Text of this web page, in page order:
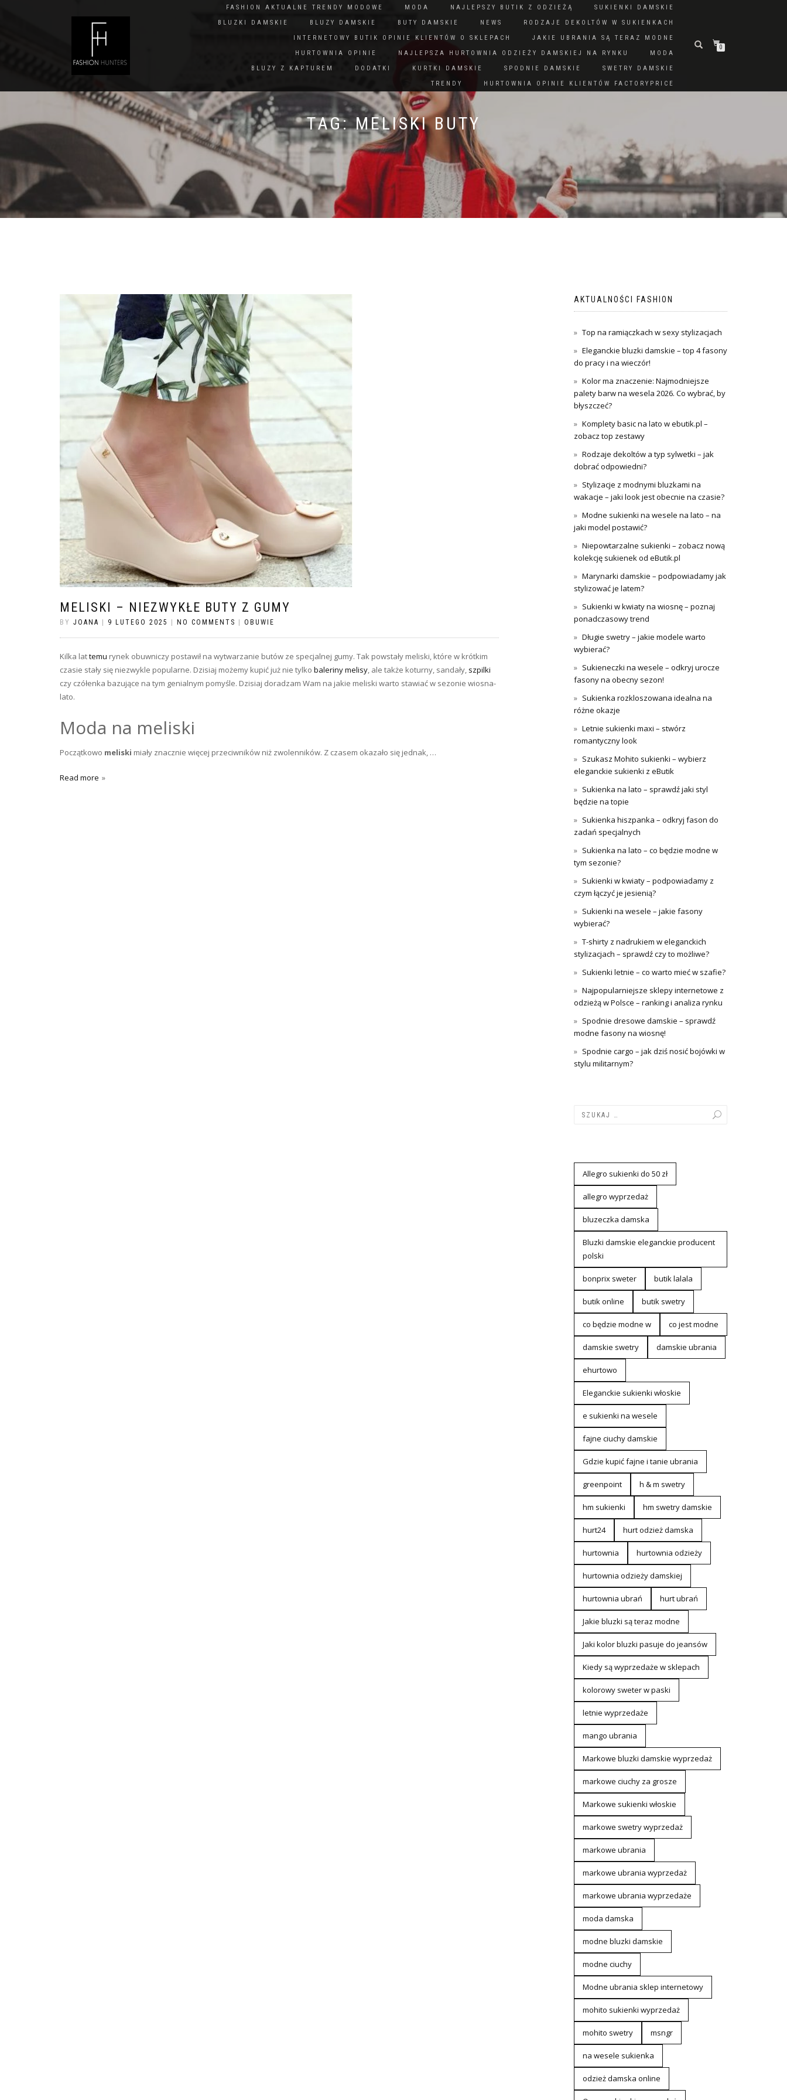
FASHION AKTUALNE TRENDY MODOWE MODA NAJLEPSZY BUTIK Z ODZIEŻĄ
SUKIENKI DAMSKIE
BLUZKI DAMSKIE
BLUZY DAMSKIE BUTY DAMSKIE NEWS
RODZAJE DEKOLTÓW W SUKIENKACH
INTERNETOWY BUTIK OPINIE KLIENTÓW O SKLEPACH
JAKIE UBRANIA SĄ TERAZ MODNE
HURTOWNIA OPINIE
NAJLEPSZA HURTOWNIA ODZIEŻY DAMSKIEJ NA RYNKU
MODA
BLUZY Z KAPTUREM
DODATKI KURTKI DAMSKIE SPODNIE DAMSKIE
SWETRY DAMSKIE
TRENDY
HURTOWNIA OPINIE KLIENTÓW FACTORYPRICE
0
TAG:MELISKI BUTY
MELISKI – NIEZWYKŁE BUTY Z GUMY
BY JOANA 9 LUTEGO 2025 NO COMMENTS OBUWIE
Kilka lattemu rynek obuwniczy postawił na wytwarzanie butów ze specjalnej gumy. Tak powstały meliski, które w krótkim
czasie stały się niezwykle popularne. Dzisiaj możemy kupić już nie tylko baleriny melisy, ale także koturny, sandały, szpilki
czy czółenka bazujące na tym genialnym pomyśle. Dzisiaj doradzam Wam na jakie meliski warto stawiać w sezonie wiosna-
lato.
Moda na meliski
Początkowo meliski miały znacznie więcej przeciwników niż zwolenników. Z czasem okazało się jednak, …
Read more
AKTUALNOŚCI FASHION
Top na ramiączkach w sexy stylizacjach
Eleganckie bluzki damskie – top 4 fasony
do pracy i na wieczór!
Kolor ma znaczenie: Najmodniejsze
palety barw na wesela 2026. Co wybrać, by
błyszczeć?
Komplety basic na lato w ebutik.pl –
zobacz top zestawy
Rodzaje dekoltów a typ sylwetki – jak
dobrać odpowiedni?
Stylizacje z modnymi bluzkami na
wakacje – jaki look jest obecnie na czasie?
Modne sukienki na wesele na lato – na
jaki model postawić?
Niepowtarzalne sukienki – zobacz nową
kolekcję sukienek od eButik.pl
Marynarki damskie – podpowiadamy jak
stylizować je latem?
Sukienki w kwiaty na wiosnę – poznaj
ponadczasowy trend
Długie swetry – jakie modele warto
wybierać?
Sukieneczki na wesele – odkryj urocze
fasony na obecny sezon!
Sukienka rozkloszowana idealna na
różne okazje
Letnie sukienki maxi – stwórz
romantyczny look
Szukasz Mohito sukienki – wybierz
eleganckie sukienki z eButik
Sukienka na lato – sprawdź jaki styl
będzie na topie
Sukienka hiszpanka – odkryj fason do
zadań specjalnych
Sukienka na lato – co będzie modne w
tym sezonie?
Sukienki w kwiaty – podpowiadamy z
czym łączyć je jesienią?
Sukienki na wesele – jakie fasony
wybierać?
T-shirty z nadrukiem w eleganckich
stylizacjach – sprawdź czy to możliwe?
Sukienki letnie – co warto mieć w szafie?
Najpopularniejsze sklepy internetowe z
odzieżą w Polsce – ranking i analiza rynku
Spodnie dresowe damskie – sprawdź
modne fasony na wiosnę!
Spodnie cargo – jak dziś nosić bojówki w
stylu militarnym?
Allegro sukienki do 50 zł
allegro wyprzedaż
bluzeczka damska
Bluzki damskie eleganckie producent
polski
bonprix sweter butik lalala
butik online butik swetry
co będzie modne w co jest modne
damskie swetry damskie ubrania
ehurtowo
Eleganckie sukienki włoskie
e sukienki na wesele
fajne ciuchy damskie
Gdzie kupić fajne i tanie ubrania
greenpoint h & m swetry
hm sukienki hm swetry damskie
hurt24 hurt odzież damska
hurtownia hurtownia odzieży
hurtownia odzieży damskiej
hurtownia ubrań hurt ubrań
Jakie bluzki są teraz modne
Jaki kolor bluzki pasuje do jeansów
Kiedy są wyprzedaże w sklepach
kolorowy sweter w paski
letnie wyprzedaże
mango ubrania
Markowe bluzki damskie wyprzedaż
markowe ciuchy za grosze
Markowe sukienki włoskie
markowe swetry wyprzedaż
markowe ubrania
markowe ubrania wyprzedaż
markowe ubrania wyprzedaże
moda damska
modne bluzki damskie
modne ciuchy
Modne ubrania sklep internetowy
mohito sukienki wyprzedaż
mohito swetry msngr
na wesele sukienka
odzież damska online